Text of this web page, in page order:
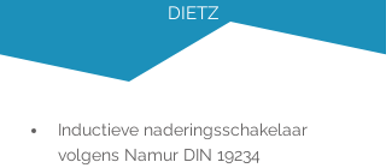
DIETZ
Inductieve naderingsschakelaar
volgens Namur DIN 19234